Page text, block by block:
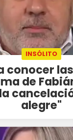
INSÓLITO
conocer
de
alegre"